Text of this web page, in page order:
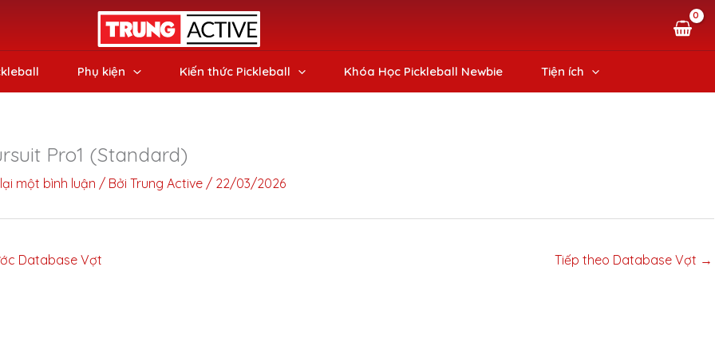
Phụ kiện Kiến thức Pickleball Khóa Học Pickleball Newbie Tiện ích
Pro1 (Standard)
một bình luận / BởiTrung Active / 22/03/2026
Database Vợt Tiếp theo Database Vợt →